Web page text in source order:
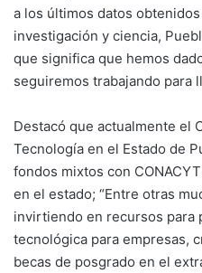
a los últimos datos
investigación y ciencia,
que significa que hemos
seguiremos trabajando para
Destacó que actualmente el
Tecnología en el Estado de
fondos mixtos con
en el estado; “Entre otras
invirtiendo en recursos para
tecnológica para empresas,
becas de posgrado en el